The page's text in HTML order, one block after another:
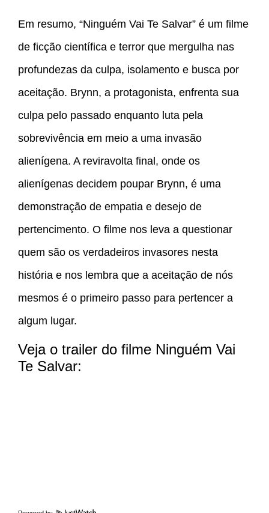
Em resumo, “Ninguém Vai Te Salvar” é um filme
de ficção científica e terror que mergulha nas
profundezas da culpa, isolamento e busca por
aceitação. Brynn, a protagonista, enfrenta sua
culpa pelo passado enquanto luta pela
sobrevivência em meio a uma invasão
alienígena. A reviravolta final, onde os
alienígenas decidem poupar Brynn, é uma
demonstração de empatia e desejo de
pertencimento. O filme nos leva a questionar
quem são os verdadeiros invasores nesta
história e nos lembra que a aceitação de nós
mesmos é o primeiro passo para pertencer a
algum lugar.
Veja o trailer do filme Ninguém Vai
Te Salvar: